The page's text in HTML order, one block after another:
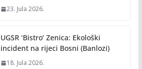
23. Jula 2026.
UGSR ‘Bistro’ Zenica: Ekološki
incident na rijeci Bosni (Banlozi)
18. Jula 2026.